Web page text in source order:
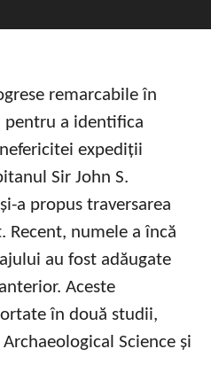
remarcabile în
pentru a identifica
expediții
Sir John S.
a propus traversarea
Recent, numele a încă
au fost adăugate
Aceste
în două studii,
Science și